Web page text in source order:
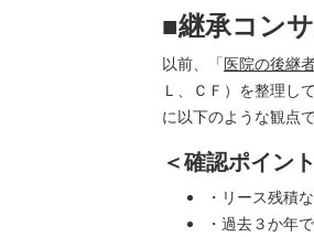
■継承コン
以前、「医院の後継
Ｌ、ＣＦ）を整理し
に以下のような観点
＜確認ポイン
・リース残積
・過去３か年